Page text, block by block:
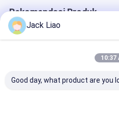
Rekomendasi Produk
Jack Liao
10:37
Good day, what product are you